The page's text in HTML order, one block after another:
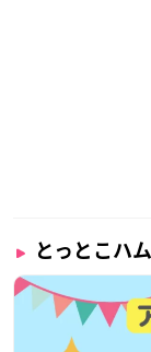
とっとこハ